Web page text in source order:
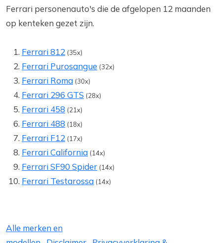
Ferrari personenauto's die de afgelopen 12 maanden
op kenteken gezet zijn.
Ferrari 812 (35x)
Ferrari Purosangue (32x)
Ferrari Roma (30x)
Ferrari 296 GTS (28x)
Ferrari 458 (21x)
Ferrari 488 (18x)
Ferrari F12 (17x)
Ferrari California (14x)
Ferrari SF90 Spider (14x)
Ferrari Testarossa (14x)
Alle merken en